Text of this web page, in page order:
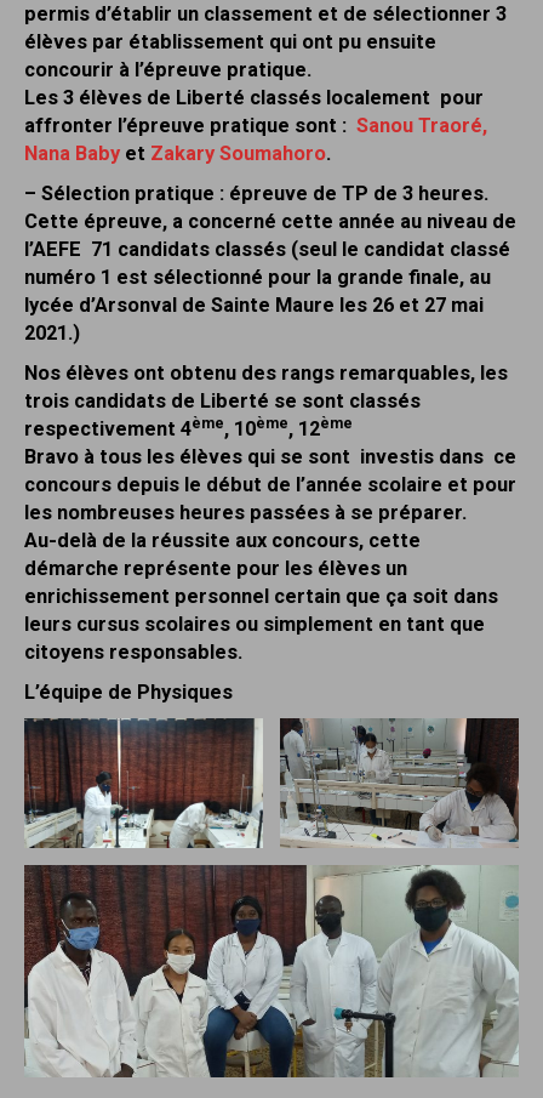
permis d’établir un classement et de sélectionner 3
élèves par établissement qui ont pu ensuite
concourir à l’épreuve pratique.
Les 3 élèves de Liberté classés localement pour
affronter l’épreuve pratique sont : Sanou Traoré,
Nana Baby et Zakary Soumahoro.
– Sélection pratique : épreuve de TP de 3 heures.
Cette épreuve, a concerné cette année au niveau de
l’AEFE 71 candidats classés (seul le candidat classé
numéro 1 est sélectionné pour la grande finale, au
lycée d’Arsonval de Sainte Maure les 26 et 27 mai
2021.)
Nos élèves ont obtenu des rangs remarquables, les
trois candidats de Liberté se sont classés
respectivement 4ème, 10ème, 12ème
Bravo à tous les élèves qui se sont investis dans ce
concours depuis le début de l’année scolaire et pour
les nombreuses heures passées à se préparer.
Au-delà de la réussite aux concours, cette
démarche représente pour les élèves un
enrichissement personnel certain que ça soit dans
leurs cursus scolaires ou simplement en tant que
citoyens responsables.
L’équipe de Physiques